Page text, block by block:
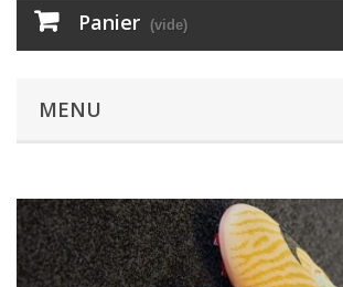
Panier (vide)
MENU